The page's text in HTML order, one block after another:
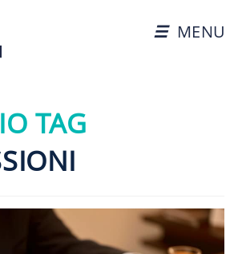
MENU
TAG